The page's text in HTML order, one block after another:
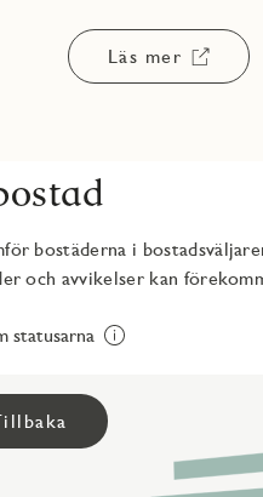
Läs mer
bostäderna i
och avvikelser kan
statusarna